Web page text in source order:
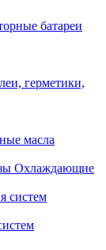
батареи
герметики,
масла
Охлаждающие